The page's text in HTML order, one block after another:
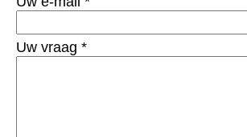
Uw vraag *